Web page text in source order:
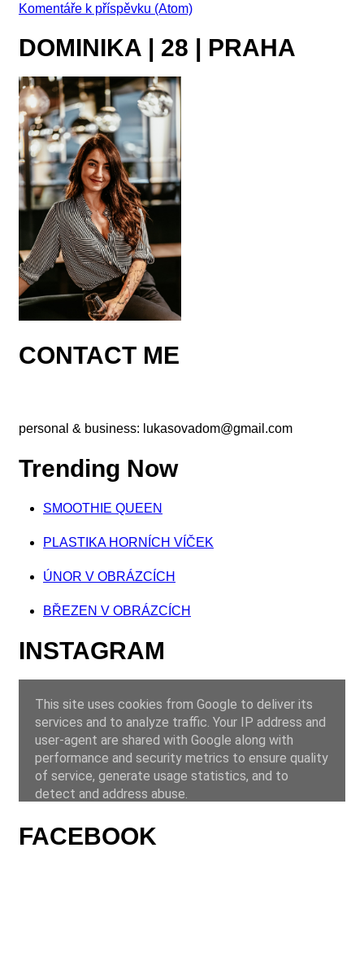
Komentáře k příspěvku (Atom)
DOMINIKA | 28 | PRAHA
CONTACT ME
personal & business: lukasovadom@gmail.com
Trending Now
SMOOTHIE QUEEN
PLASTIKA HORNÍCH VÍČEK
ÚNOR V OBRÁZCÍCH
BŘEZEN V OBRÁZCÍCH
INSTAGRAM
FACEBOOK